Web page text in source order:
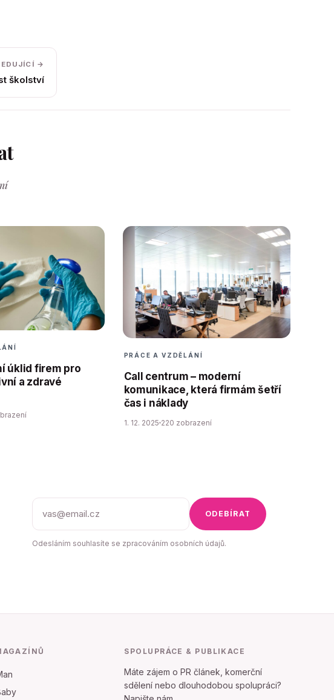
→
školství
úklid firem pro
a zdravé
PRÁCE A VZDĚLÁNÍ
Call centrum – moderní
komunikace, která firmám šetří
čas i náklady
1. 12. 2025 220 zobrazení
ODEBÍRAT
Odesláním souhlasíte se zpracováním osobních údajů.
SPOLUPRÁCE & PUBLIKACE
Máte zájem o PR článek, komerční
sdělení nebo dlouhodobou spolupráci?